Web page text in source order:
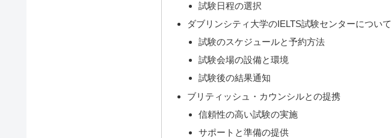
試験日程の選択
ダブリンシティ大学のIELTS試験センターについて
試験のスケジュールと予約方法
試験会場の設備と環境
試験後の結果通知
ブリティッシュ・カウンシルとの提携
信頼性の高い試験の実施
サポートと準備の提供